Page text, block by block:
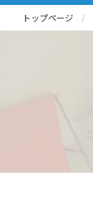
トップページ